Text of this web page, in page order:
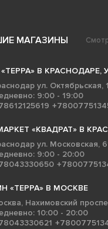
МАГАЗИНЫ
В КРАСНОДАРЕ,
ул. Октябрьская,
9:00 - 19:00
«КВАДРАТ» В
ул. Московская,
9:00 - 20:00
«ТЕРРА» В МОСКВЕ
Нахимовский
10:00 - 20:00